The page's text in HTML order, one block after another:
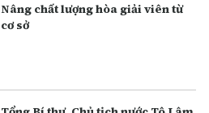
Nâng chất lượng hòa giải viên từ
cơ sở